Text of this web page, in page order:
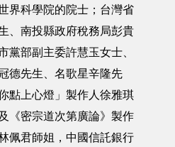
界科學院的院士；台灣省
、南投縣政府稅務局彭貴
黨部副主委許慧玉女士、
德先生、名歌星辛隆先
點上心燈」製作人徐雅琪
《密宗道次第廣論》製作
佩君師姐，中國信託銀行